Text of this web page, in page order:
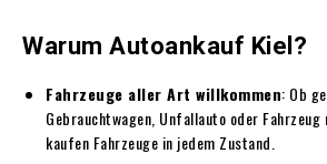
Warum Autoankauf Kiel?
Fahrzeuge aller Art willkommen: Ob
Gebrauchtwagen, Unfallauto oder
kaufen Fahrzeuge in jedem Zustand.